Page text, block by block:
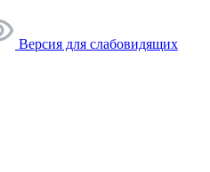
Версия для слабовидящих